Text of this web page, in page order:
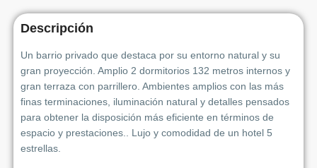
Descripción
Un barrio privado que destaca por su entorno natural y su
gran proyección. Amplio 2 dormitorios 132 metros internos y
gran terraza con parrillero. Ambientes amplios con las más
finas terminaciones, iluminación natural y detalles pensados
para obtener la disposición más eficiente en términos de
espacio y prestaciones.. Lujo y comodidad de un hotel 5
estrellas.